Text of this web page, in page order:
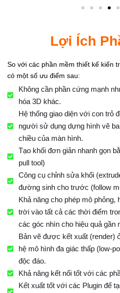
Lợi Ích
So với các phần mềm thiết kế kiến
có một số ưu điểm sau:
Không cần phần cứng mạnh
hóa 3D khác.
Hệ thống giao diện với con trỏ
người sử dụng dựng hình vẽ
chiều của màn hình.
Tạo khối đơn giản nhanh gọn
pull tool)
Công cụ chỉnh sửa khối
đường sinh cho trước (follow
Khả năng cho phép mô phỏng,
trời vào tất cả các thời điểm
các góc nhìn cho hiệu quả gần
Bản vẽ được kết xuất (render)
hệ mô hình đa giác thấp (low-
độc đáo.
Khả năng kết nối tốt với các
Kết xuất tốt với các Plugin để